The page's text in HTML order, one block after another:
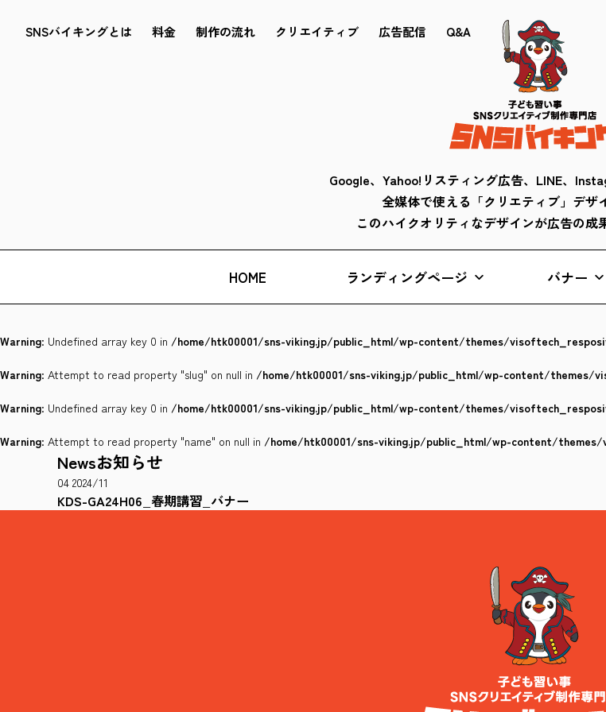
Google、Yahoo!リスティング広告、LINE、
全媒体で使える「クリエティブ」デザ
このハイクオリティなデザインが広告の成
SNSバイキングとは 料金 制作の流れ クリエイティブ 広告配信 Q&A
HOME ランディングページ バナー
Warning: Undefined array key 0 in /home/htk00001/sns-viking.jp/public_html/wp-content/themes/
Warning: Attempt to read property "slug" on null in /home/htk00001/sns-viking.jp/public_html/wp-content/themes/
Warning: Undefined array key 0 in /home/htk00001/sns-viking.jp/public_html/wp-content/themes/
Warning: Attempt to read property "name" on null in /home/htk00001/sns-viking.jp/public_html/wp-content/
Newsお知らせ
04 2024/11
KDS-GA24H06_春期講習_バナー